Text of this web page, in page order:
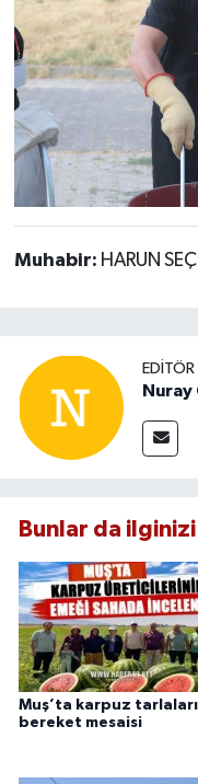
Muhabir: HARUN
Bunlar da
Muş’ta karpuz
bereket mesaisi